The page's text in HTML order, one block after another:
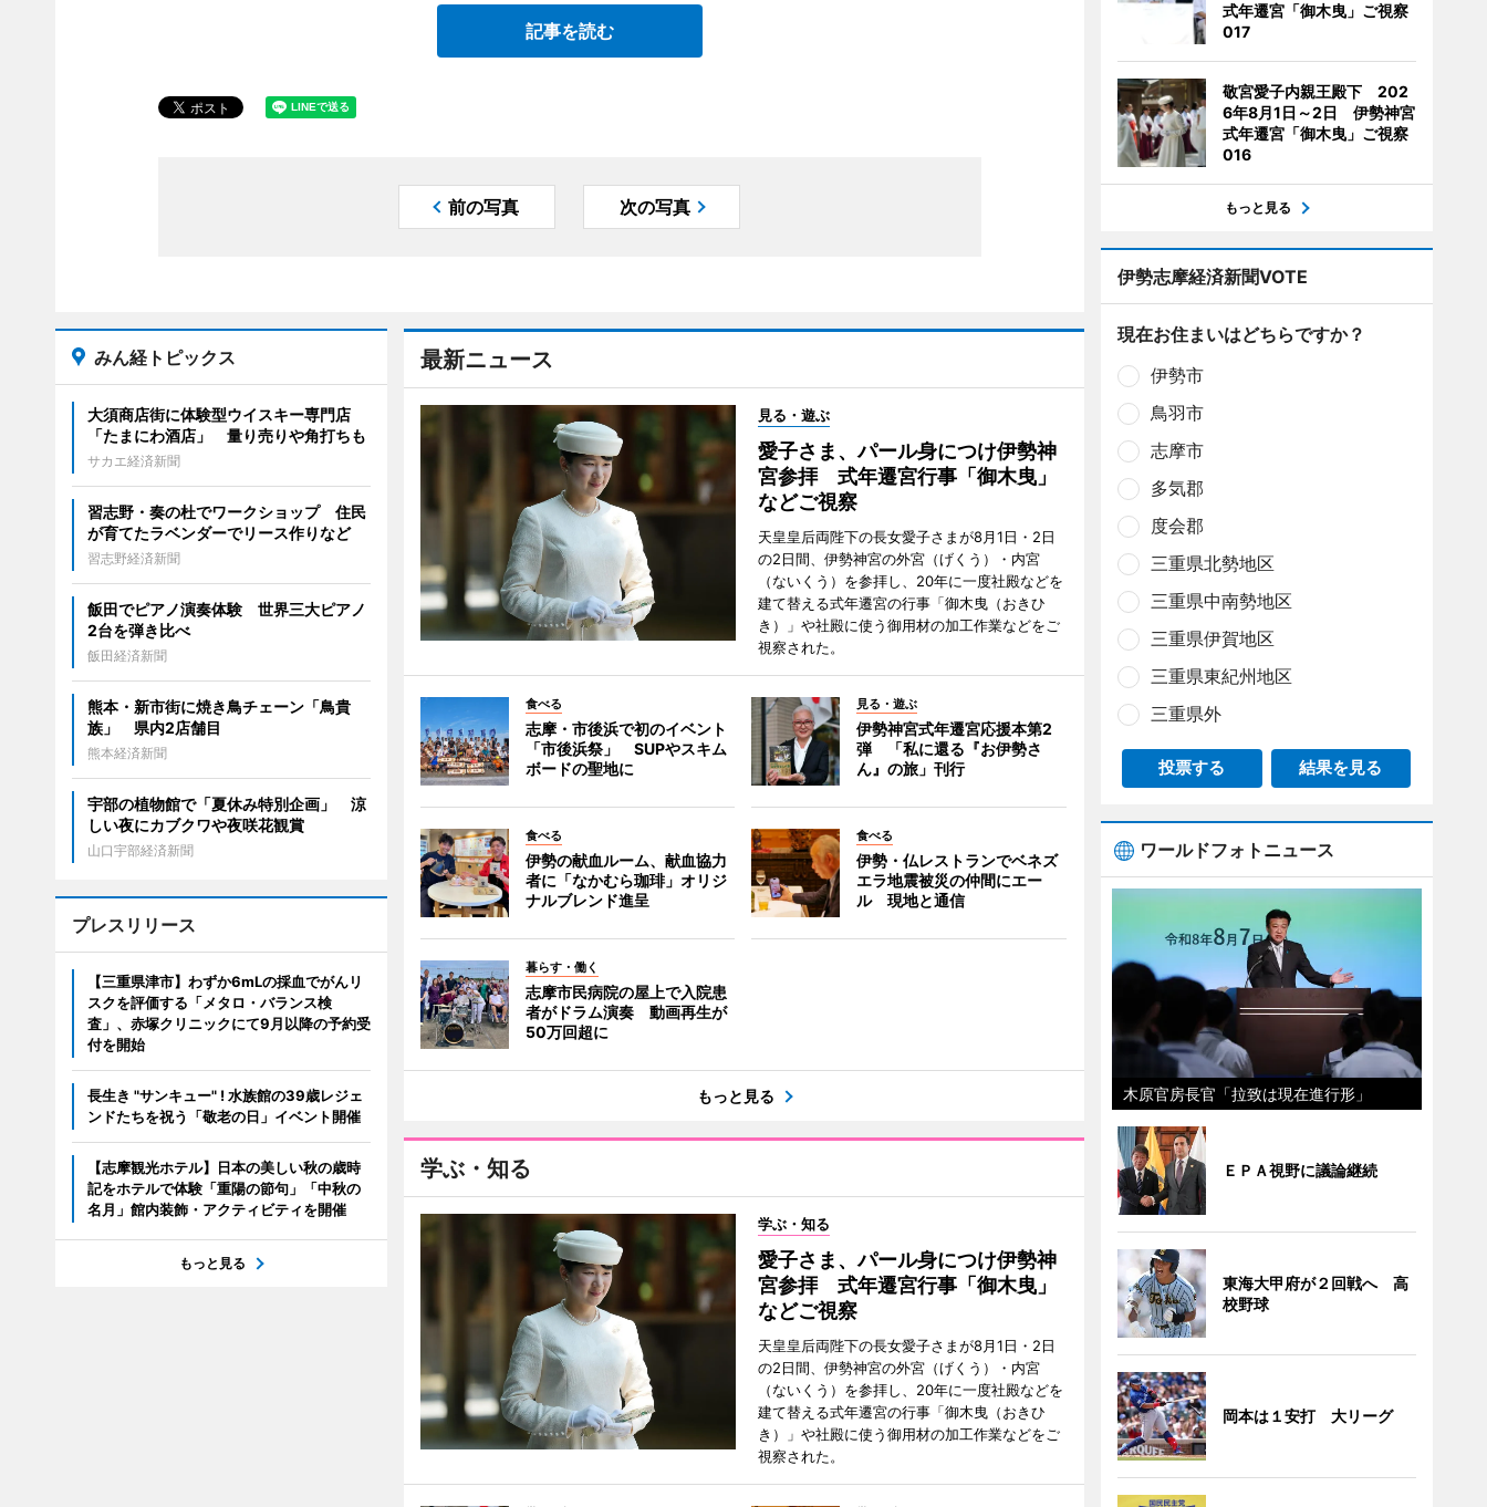
記事を読む
前の写真 次の写真
最新ニュース
見る・遊ぶ
愛子さま、パール身につけ伊勢神
宮参拝 式年遷宮行事「御木曳」
などご視察
天皇皇后両陛下の長女愛子さまが8月1日・2日
の2日間、伊勢神宮の外宮（げくう）・内宮
（ないくう）を参拝し、20年に一度社殿などを
建て替える式年遷宮の行事「御木曳（おきひ
き）」や社殿に使う御用材の加工作業などをご
視察された。
食べる
志摩・市後浜で初のイベント
「市後浜祭」 SUPやスキム
ボードの聖地に
見る・遊ぶ
伊勢神宮式年遷宮応援本第2
弾 「私に還る『お伊勢さ
ん』の旅」刊行
食べる
伊勢の献血ルーム、献血協力
者に「なかむら珈琲」オリジ
ナルブレンド進呈
食べる
伊勢・仏レストランでベネズ
エラ地震被災の仲間にエー
ル 現地と通信
暮らす・働く
志摩市民病院の屋上で入院患
者がドラム演奏 動画再生が
50万回超に
もっと見る
学ぶ・知る
学ぶ・知る
愛子さま、パール身につけ伊勢神
宮参拝 式年遷宮行事「御木曳」
などご視察
天皇皇后両陛下の長女愛子さまが8月1日・2日
の2日間、伊勢神宮の外宮（げくう）・内宮
（ないくう）を参拝し、20年に一度社殿などを
建て替える式年遷宮の行事「御木曳（おきひ
き）」や社殿に使う御用材の加工作業などをご
視察された。
みん経トピックス
大須商店街に体験型ウイスキー専門店
「たまにわ酒店」 量り売りや角打ちも
サカエ経済新聞
習志野・奏の杜でワークショップ 住民
が育てたラベンダーでリース作りなど
習志野経済新聞
飯田でピアノ演奏体験 世界三大ピアノ
2台を弾き比べ
飯田経済新聞
熊本・新市街に焼き鳥チェーン「鳥貴
族」 県内2店舗目
熊本経済新聞
宇部の植物館で「夏休み特別企画」 涼
しい夜にカブクワや夜咲花観賞
山口宇部経済新聞
プレスリリース
【三重県津市】わずか6mLの採血でがんリ
スクを評価する「メタロ・バランス検
査」、赤塚クリニックにて9月以降の予約受
付を開始
長生き "サンキュー" ! 水族館の39歳レジェ
ンドたちを祝う「敬老の日」イベント開催
【志摩観光ホテル】日本の美しい秋の歳時
記をホテルで体験「重陽の節句」「中秋の
名月」館内装飾・アクティビティを開催
もっと見る
式年遷宮「御木曳」ご視察
017
敬宮愛子内親王殿下 202
6年8月1日～2日 伊勢神宮
式年遷宮「御木曳」ご視察
016
もっと見る
伊勢志摩経済新聞VOTE
現在お住まいはどちらですか？
伊勢市
鳥羽市
志摩市
多気郡
度会郡
三重県北勢地区
三重県中南勢地区
三重県伊賀地区
三重県東紀州地区
三重県外
投票する 結果を見る
ワールドフォトニュース
木原官房長官「拉致は現在進行形」
ＥＰＡ視野に議論継続
東海大甲府が２回戦へ 高
校野球
岡本は１安打 大リーグ